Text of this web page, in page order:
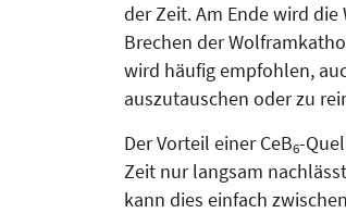
der Zeit. Am Ende wird
Brechen der
wird häufig empfohlen,
auszutauschen oder zu
Der Vorteil einer CeB6-
Zeit nur langsam
kann dies einfach